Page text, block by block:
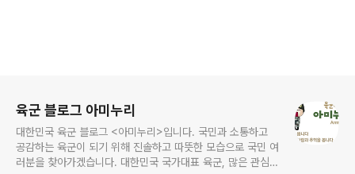
육군 블로그 아미누리
대한민국 육군 블로그 <아미누리>입니다. 국민과 소통하고
공감하는 육군이 되기 위해 진솔하고 따뜻한 모습으로 국민 여
러분을 찾아가겠습니다. 대한민국 국가대표 육군, 많은 관심과